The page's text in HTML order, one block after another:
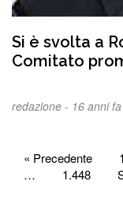
Si è svolta a
Comitato
redazione - 16 anni fa
degli
« Precedente 1
…
1.448